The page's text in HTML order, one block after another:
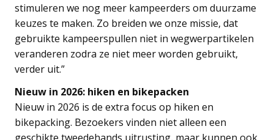
stimuleren we nog meer kampeerders om duurzame
keuzes te maken. Zo breiden we onze missie, dat
gebruikte kampeerspullen niet in wegwerpartikelen
veranderen zodra ze niet meer worden gebruikt,
verder uit.”
Nieuw in 2026: hiken en bikepacken
Nieuw in 2026 is de extra focus op hiken en
bikepacking. Bezoekers vinden niet alleen een
geschikte tweedehands uitrusting, maar kunnen ook